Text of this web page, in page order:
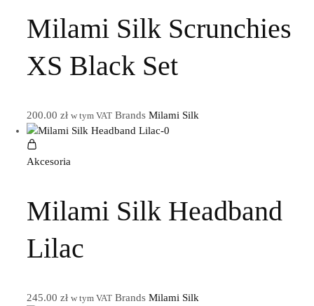
Milami Silk Scrunchies
XS Black Set
200.00 zł w tym VATBrands Milami Silk
Akcesoria
Milami Silk Headband
Lilac
245.00 zł w tym VATBrands Milami Silk